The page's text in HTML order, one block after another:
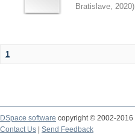
Bratislave, 2020)
1
DSpace software copyright © 2002-2016
Contact Us
Send Feedback